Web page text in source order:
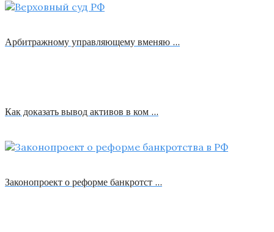
Арбитражному управляющему вменяю …
Как доказать вывод активов в ком …
Законопроект о реформе банкротст …